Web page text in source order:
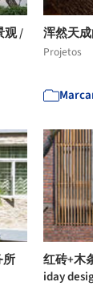
观 /
浑然天
Projetos
所
红砖+木
iday